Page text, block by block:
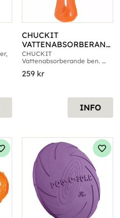
CHUCKIT
VATTENABSORBERAND
E BEN M -
CHUCKIT
Vattenabsorberande ben.
259kr
INFO
Lägg till i favoriter